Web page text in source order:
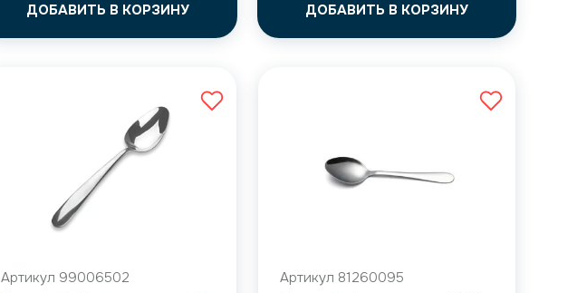
ДОБАВИТЬ В КОРЗИНУ ДОБАВИТЬ В КОРЗИНУ
Артикул 99006502 Артикул 81260095